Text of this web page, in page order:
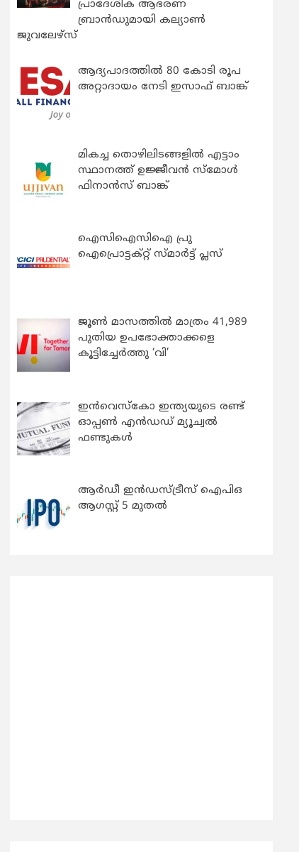
പ്രാദേശിക ആഭരണ
ബ്രാന്‍ഡുമായി കല്യാണ്‍
ജുവലേഴ്‌സ്
ആദ്യപാദത്തിൽ 80 കോടി രൂപ
അറ്റാദായം നേടി ഇസാഫ് ബാങ്ക്
മികച്ച തൊഴിലിടങ്ങളിൽ എട്ടാം
സ്ഥാനത്ത് ഉജ്ജീവൻ സ്മോൾ
ഫിനാൻസ് ബാങ്ക്
ഐസിഐസിഐ പ്രു
ഐപ്രൊട്ടക്റ്റ് സ്മാർട്ട് പ്ലസ്
ജൂൺ മാസത്തിൽ മാത്രം 41,989
പുതിയ ഉപഭോക്താക്കളെ
കൂട്ടിച്ചേർത്തു ‘വി’
ഇന്‍വെസ്കോ ഇന്ത്യയുടെ രണ്ട്
ഓപ്പണ്‍ എന്‍ഡഡ് മ്യൂച്വല്‍
ഫണ്ടുകള്‍
ആർഡീ ഇൻഡസ്ട്രീസ് ഐപിഒ
ആഗസ്റ്റ് 5 മുതൽ